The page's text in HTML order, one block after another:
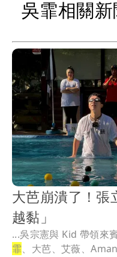
吳霏相關
大芭崩潰了！張
越黏」
...吳宗憲與 Kid 帶領來
霏、大芭、艾薇、